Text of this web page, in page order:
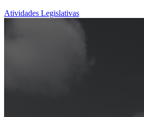
Atividades Legislativas